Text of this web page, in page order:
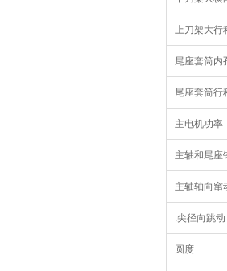
上刀架大行
尾座套筒内
尾座套筒行
主电机功率
主轴和尾座
主轴轴向窜
.尖径向跳动
圆度